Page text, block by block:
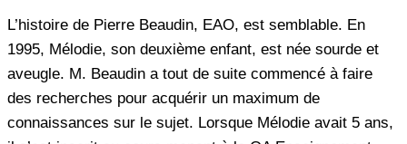
L’histoire de Pierre Beaudin, EAO, est semblable. En
1995, Mélodie, son deuxième enfant, est née sourde et
aveugle. M. Beaudin a tout de suite commencé à faire
des recherches pour acquérir un maximum de
connaissances sur le sujet. Lorsque Mélodie avait 5 ans,